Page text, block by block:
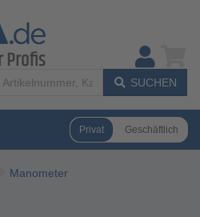
SUCHEN
Privat Geschäftlich
Manometer